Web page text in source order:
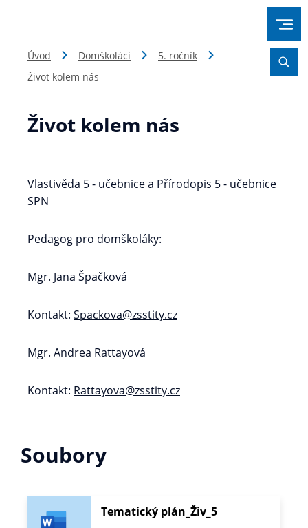
Úvod Domškoláci
5. ročník
Život kolem nás
Život kolem nás
Vlastivěda 5 - učebnice a Přírodopis 5 - učebnice
SPN
Pedagog pro domškoláky:
Mgr. Jana Špačková
Kontakt: Spackova@zsstity.cz
Mgr. Andrea Rattayová
Kontakt: Rattayova@zsstity.cz
Soubory
Tematický plán_Živ_5